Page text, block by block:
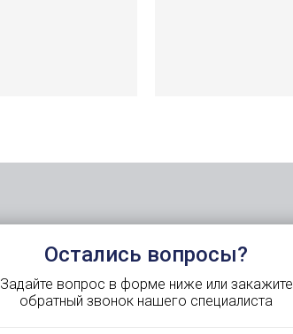
Остались вопросы?
Задайте вопрос в форме ниже или закажите
обратный звонок нашего специалиста